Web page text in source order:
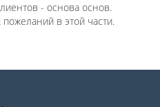
- основа основ.
в этой части.